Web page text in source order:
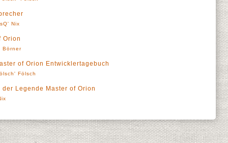
Nix
Orion
Börner
of Orion Entwicklertagebuch
Fölsch
Legende Master of Orion